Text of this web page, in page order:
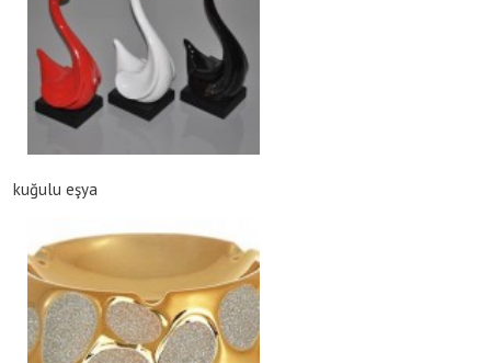
kuğulu eşya